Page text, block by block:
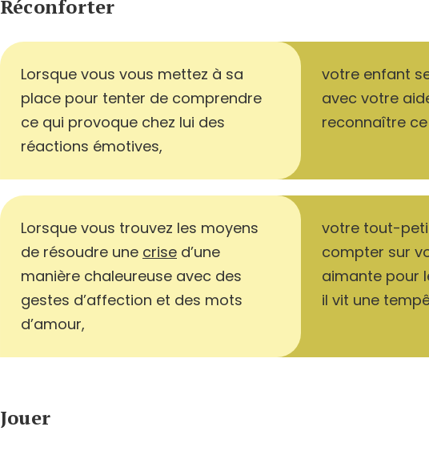
Réconforter
Lorsque vous vous mettez à sa
place pour tenter de comprendre
ce qui provoque chez lui des
réactions émotives,
votre enfant
avec votre
reconnaître
Lorsque vous trouvez les moyens
de résoudre une crise d’une
manière chaleureuse avec des
gestes d’affection et des mots
d’amour,
votre tout-
compter sur
aimante pour
il vit une
Jouer